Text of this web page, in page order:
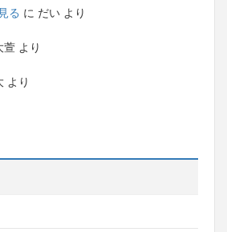
る に だい より
萱 より
より